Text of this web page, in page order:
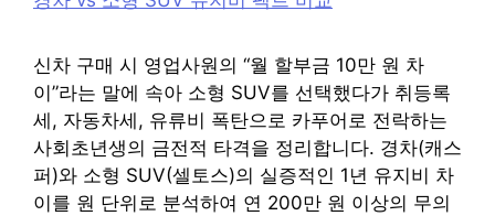
신차 구매 시 영업사원의 “월 할부금 10만 원 차
이”라는 말에 속아 소형 SUV를 선택했다가 취등록
세, 자동차세, 유류비 폭탄으로 카푸어로 전락하는
사회초년생의 금전적 타격을 정리합니다. 경차(캐스
퍼)와 소형 SUV(셀토스)의 실증적인 1년 유지비 차
이를 원 단위로 분석하여 연 200만 원 이상의 무의